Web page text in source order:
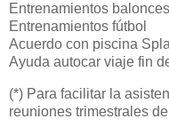
Entrenamientos
Entrenamientos fútbol
Acuerdo con piscina
Ayuda autocar viaje fin
(*) Para facilitar la
reuniones trimestrales